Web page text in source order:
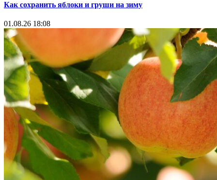
Как сохранить яблоки и груши на зиму
01.08.26 18:08